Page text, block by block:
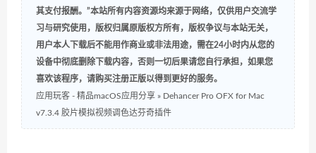
其支付报酬。”本站所有内容资源均来源于网络，仅供用户交流学
习与研究使用，版权归属原版权方所有，版权争议与本站无关，
用户本人下载后不能用作商业或非法用途，需在24小时内从您的
设备中彻底删除下载内容，否则一切后果请您自行承担，如果您
喜欢该程序，请购买注册正版以得到更好的服务。
应用玩客 - 精品macOS应用分享 » Dehancer Pro OFX for Mac
v7.3.4 胶片模拟视频调色达芬奇插件